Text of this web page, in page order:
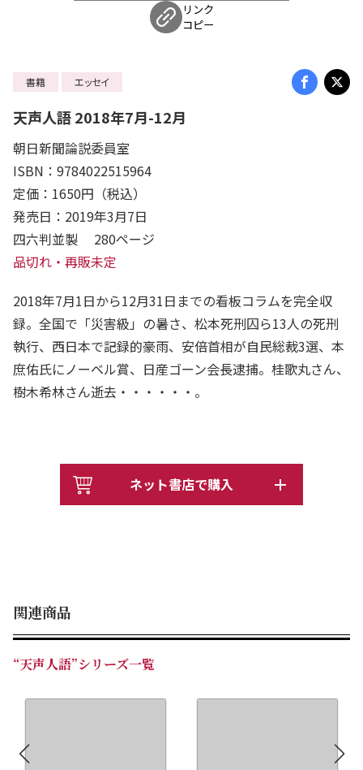
リンク
コピー
書籍 エッセイ
天声人語 2018年7月-12月
朝日新聞論説委員室
ISBN：9784022515964
定価：1650円（税込）
発売日：2019年3月7日
四六判並製 280ページ
品切れ・再販未定
2018年7月1日から12月31日までの看板コラムを完全収
録。全国で「災害級」の暑さ、松本死刑囚ら13人の死刑
執行、西日本で記録的豪雨、安倍首相が自民総裁3選、本
庶佑氏にノーベル賞、日産ゴーン会長逮捕。桂歌丸さん、
樹木希林さん逝去・・・・・・。
ネット書店で購入
関連商品
“天声人語”シリーズ一覧